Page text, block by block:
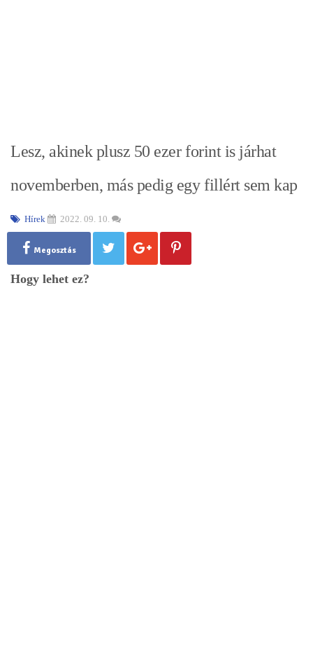
Lesz, akinek plusz 50 ezer forint is járhat
novemberben, más pedig egy fillért sem kap
Hírek 2022. 09. 10.
Megosztás
Hogy lehet ez?